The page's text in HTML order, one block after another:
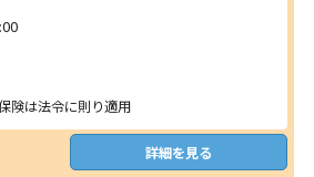
険は法令に則り適用
詳細を見る